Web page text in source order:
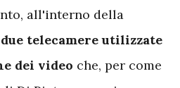
all'interno della
due telecamere utilizzate
dei video che, per come